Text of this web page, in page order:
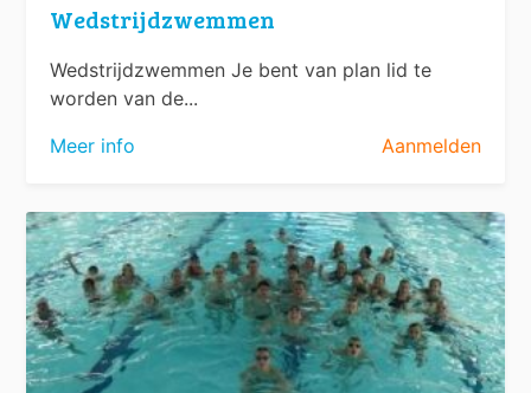
Wedstrijdzwemmen
Wedstrijdzwemmen Je bent van plan lid te
worden van de...
Meer info
Aanmelden